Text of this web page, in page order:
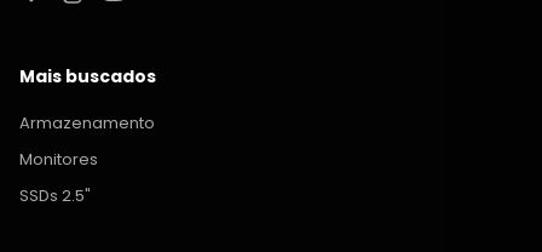
Mais buscados
Armazenamento
Monitores
SSDs 2.5"